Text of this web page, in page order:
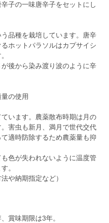
子の一味唐辛子をセットにし
品種を栽培しています。唐辛
ホットパラソルはカプサイシ
後から染み渡り波のように辛
の使用
います。農薬散布時期は月の
害虫も新月、満月で世代交代
適時防除するため農薬量も抑
色が失われないように温度管
。
や納期指定など）
賞味期限は3年。